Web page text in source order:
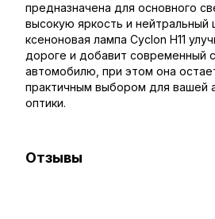
предназначена для основного
высокую яркость и нейтральный
ксеноновая лампа Cyclon H11
дороге и добавит современный
автомобилю, при этом она
практичным выбором для вашей
оптики.
Отзывы